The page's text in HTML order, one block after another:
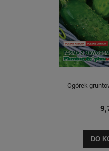
Ogórek
DO